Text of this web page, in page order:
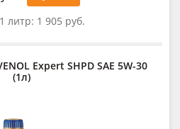
литр: 1 905 руб.
Expert SHPD SAE 5W-30
(1л)